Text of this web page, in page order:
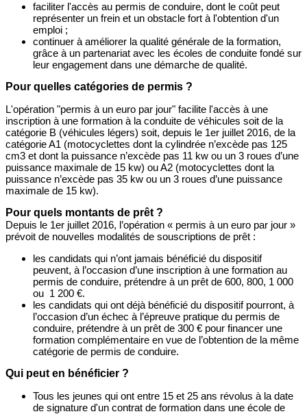
faciliter l'accès au permis de conduire, dont le coût peut
représenter un frein et un obstacle fort à l'obtention d'un
emploi ;
continuer à améliorer la qualité générale de la formation,
grâce à un partenariat avec les écoles de conduite fondé sur
leur engagement dans une démarche de qualité.
Pour quelles catégories de permis ?
L'opération "permis à un euro par jour" facilite l'accès à une
inscription à une formation à la conduite de véhicules soit de la
catégorie B (véhicules légers) soit, depuis le 1er juillet 2016, de la
catégorie A1 (motocyclettes dont la cylindrée n’excède pas 125
cm3 et dont la puissance n’excède pas 11 kw ou un 3 roues d’une
puissance maximale de 15 kw) ou A2 (motocyclettes dont la
puissance n’excède pas 35 kw ou un 3 roues d’une puissance
maximale de 15 kw).
Pour quels montants de prêt ?
Depuis le 1er juillet 2016, l’opération « permis à un euro par jour »
prévoit de nouvelles modalités de souscriptions de prêt :
les candidats qui n’ont jamais bénéficié du dispositif
peuvent, à l’occasion d’une inscription à une formation au
permis de conduire, prétendre à un prêt de 600, 800, 1 000
ou 1 200 €.
les candidats qui ont déjà bénéficié du dispositif pourront, à
l’occasion d’un échec à l’épreuve pratique du permis de
conduire, prétendre à un prêt de 300 € pour financer une
formation complémentaire en vue de l’obtention de la même
catégorie de permis de conduire.
Qui peut en bénéficier ?
Tous les jeunes qui ont entre 15 et 25 ans révolus à la date
de signature d'un contrat de formation dans une école de